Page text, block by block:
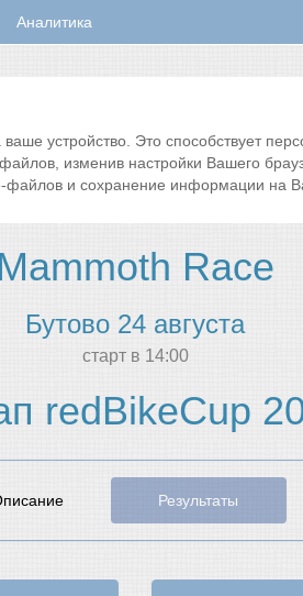
Аналитика
устройство. Это способствует
изменив настройки Вашего
и сохранение информации на
Mammoth Race
Бутово 24 августа
cтарт в 14:00
redBikeCup
Результаты